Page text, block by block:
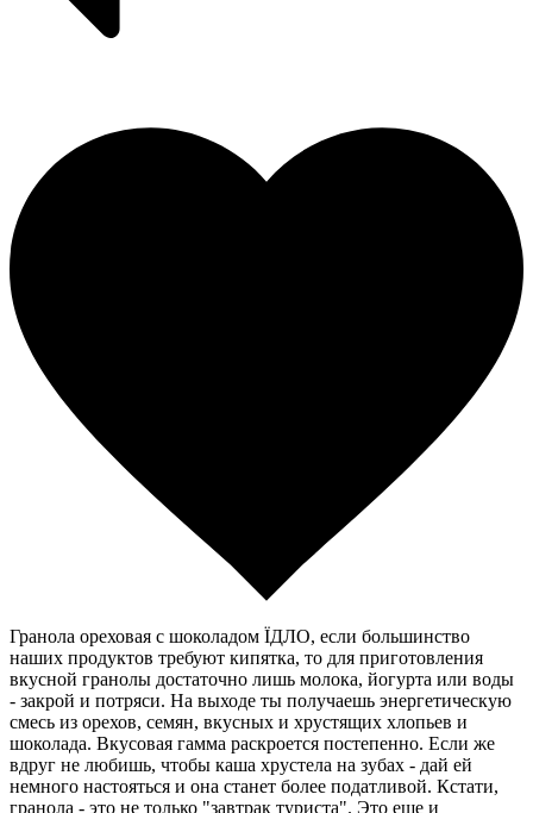
Гранола ореховая с шоколадом ЇДЛО, если большинство
наших продуктов требуют кипятка, то для приготовления
вкусной гранолы достаточно лишь молока, йогурта или воды
- закрой и потряси. На выходе ты получаешь энергетическую
смесь из орехов, семян, вкусных и хрустящих хлопьев и
шоколада. Вкусовая гамма раскроется постепенно. Если же
вдруг не любишь, чтобы каша хрустела на зубах - дай ей
немного настояться и она станет более податливой. Кстати,
гранола - это не только "завтрак туриста". Это еще и